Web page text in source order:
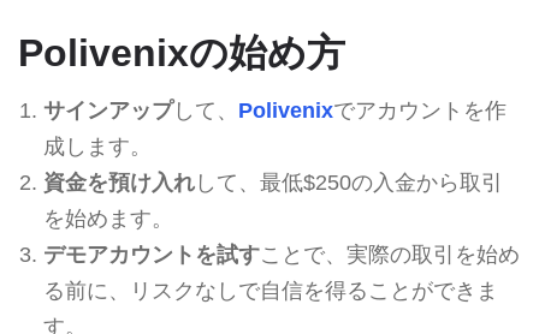
Polivenixの始め方
サインアップして、 Polivenixでアカウントを作
成します。
資金を預け入れして、最低$250の入金から取引
を始めます。
デモアカウントを試すことで、実際の取引を始め
る前に、リスクなしで自信を得ることができま
す。